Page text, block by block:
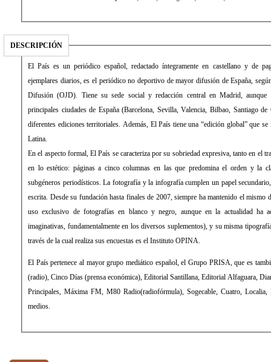
DESCRIPCIÓN
El País es un periódico español, redactado íntegramente en castellano y de
ejemplares diarios, es el periódico no deportivo de mayor difusión de España,
Difusión (OJD). Tiene su sede social y redacción central en Madrid, aunque
principales ciudades de España (Barcelona, Sevilla, Valencia, Bilbao, Santiago de
diferentes ediciones territoriales. Además, El País tiene una “edición global” que
Latina.
En el aspecto formal, El País se caracteriza por su sobriedad expresiva, tanto en el
en lo estético: páginas a cinco columnas en las que predomina el orden y la
subgéneros periodísticos. La fotografía y la infografía cumplen un papel
escrita. Desde su fundación hasta finales de 2007, siempre ha mantenido el mismo
uso exclusivo de fotografías en blanco y negro, aunque en la actualidad ha
imaginativas, fundamentalmente en los diversos suplementos), y su misma
través de la cual realiza sus encuestas es el Instituto OPINA.
El País pertenece al mayor grupo mediático español, el Grupo PRISA, que es
(radio), Cinco Días (prensa económica), Editorial Santillana, Editorial Alfaguara,
Principales, Máxima FM, M80 Radio(radiofórmula), Sogecable, Cuatro,
medios.